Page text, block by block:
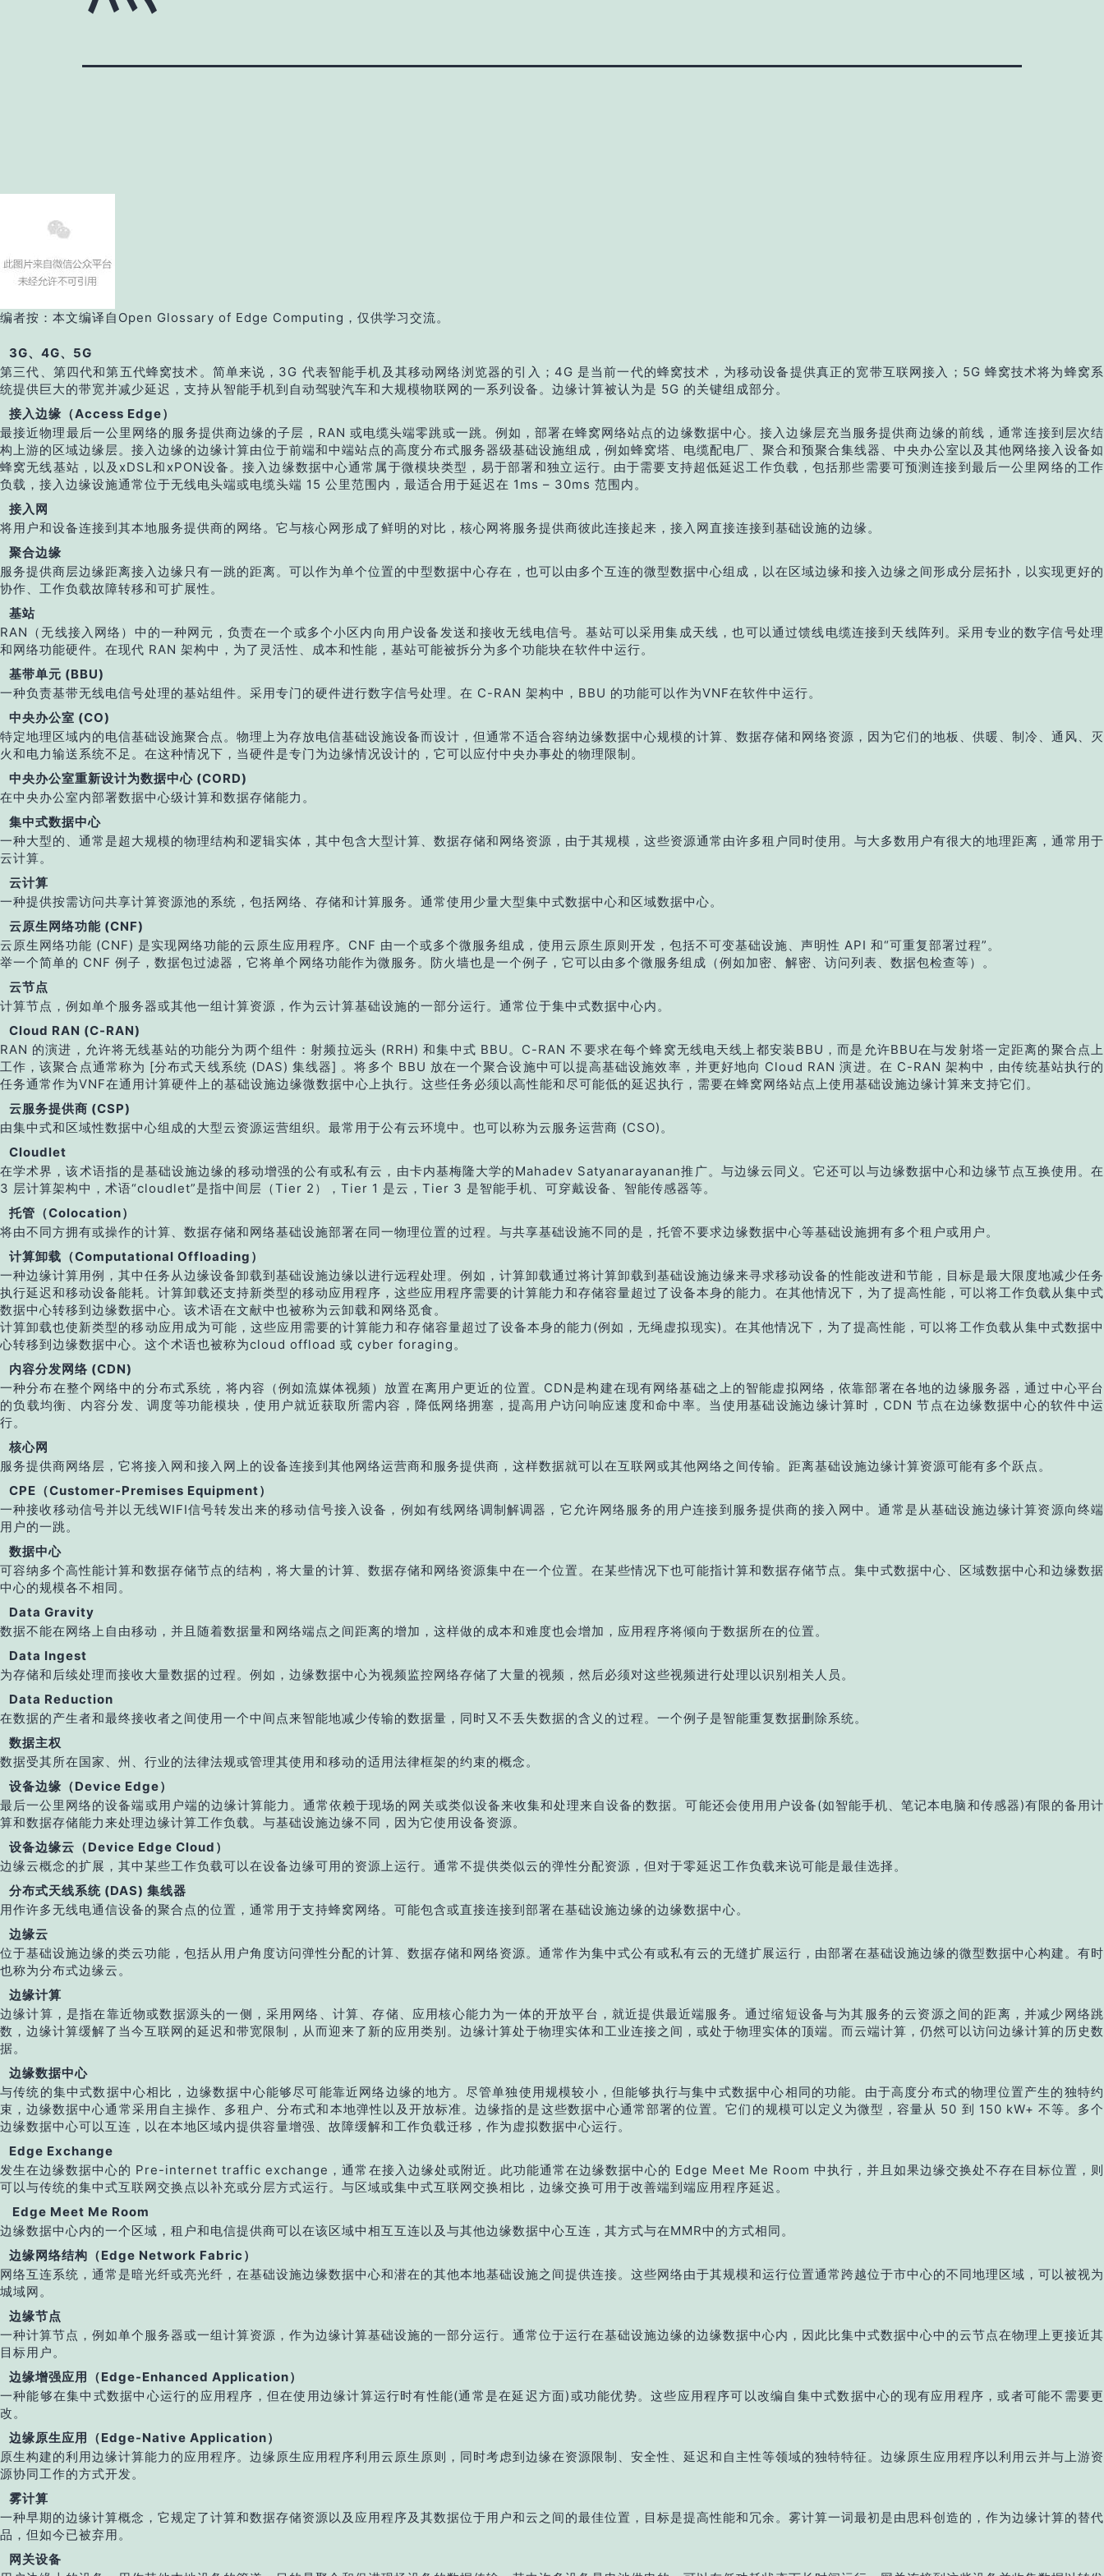
编者按： 本文编译自Open Glossary of Edge Computing，仅供学习交流。
3G、4G、5G
第三代、第四代和第五代蜂窝技术。简单来说，3G 代表智能手机及其移动网络浏览器的引入；4G 是当前一代的蜂窝技术，为移动设备提供真正的宽带互联网接入；5G 蜂窝技术将为蜂窝系
统提供巨大的带宽并减少延迟，支持从智能手机到自动驾驶汽车和大规模物联网的一系列设备。边缘计算被认为是 5G 的关键组成部分。
接入边缘（Access Edge）
最接近物理最后一公里网络的服务提供商边缘的子层，RAN 或电缆头端零跳或一跳。例如，部署在蜂窝网络站点的边缘数据中心。接入边缘层充当服务提供商边缘的前线，通常连接到层次结
构上游的区域边缘层。接入边缘的边缘计算由位于前端和中端站点的高度分布式服务器级基础设施组成，例如蜂窝塔、电缆配电厂、聚合和预聚合集线器、中央办公室以及其他网络接入设备如
蜂窝无线基站，以及xDSL和xPON设备。接入边缘数据中心通常属于微模块类型，易于部署和独立运行。由于需要支持超低延迟工作负载，包括那些需要可预测连接到最后一公里网络的工作
负载，接入边缘设施通常位于无线电头端或电缆头端 15 公里范围内，最适合用于延迟在 1ms – 30ms 范围内。
接入网
将用户和设备连接到其本地服务提供商的网络。它与核心网形成了鲜明的对比，核心网将服务提供商彼此连接起来，接入网直接连接到基础设施的边缘。
聚合边缘
服务提供商层边缘距离接入边缘只有一跳的距离。可以作为单个位置的中型数据中心存在，也可以由多个互连的微型数据中心组成，以在区域边缘和接入边缘之间形成分层拓扑，以实现更好的
协作、工作负载故障转移和可扩展性。
基站
RAN（无线接入网络）中的一种网元，负责在一个或多个小区内向用户设备发送和接收无线电信号。基站可以采用集成天线，也可以通过馈线电缆连接到天线阵列。采用专业的数字信号处理
和网络功能硬件。在现代 RAN 架构中，为了灵活性、成本和性能，基站可能被拆分为多个功能块在软件中运行。
基带单元 (BBU)
一种负责基带无线电信号处理的基站组件。采用专门的硬件进行数字信号处理。在 C-RAN 架构中，BBU 的功能可以作为VNF在软件中运行。
中央办公室 (CO)
特定地理区域内的电信基础设施聚合点。物理上为存放电信基础设施设备而设计，但通常不适合容纳边缘数据中心规模的计算、数据存储和网络资源，因为它们的地板、供暖、制冷、通风、灭
火和电力输送系统不足。在这种情况下，当硬件是专门为边缘情况设计的，它可以应付中央办事处的物理限制。
中央办公室重新设计为数据中心 (CORD)
在中央办公室内部署数据中心级计算和数据存储能力。
集中式数据中心
一种大型的、通常是超大规模的物理结构和逻辑实体，其中包含大型计算、数据存储和网络资源，由于其规模，这些资源通常由许多租户同时使用。与大多数用户有很大的地理距离，通常用于
云计算。
云计算
一种提供按需访问共享计算资源池的系统，包括网络、存储和计算服务。通常使用少量大型集中式数据中心和区域数据中心。
云原生网络功能 (CNF)
云原生网络功能 (CNF) 是实现网络功能的云原生应用程序。CNF 由一个或多个微服务组成，使用云原生原则开发，包括不可变基础设施、声明性 API 和“可重复部署过程”。
举一个简单的 CNF 例子，数据包过滤器，它将单个网络功能作为微服务。防火墙也是一个例子，它可以由多个微服务组成（例如加密、解密、访问列表、数据包检查等）。
云节点
计算节点，例如单个服务器或其他一组计算资源，作为云计算基础设施的一部分运行。通常位于集中式数据中心内。
Cloud RAN (C-RAN)
RAN 的演进，允许将无线基站的功能分为两个组件：射频拉远头 (RRH) 和集中式 BBU。C-RAN 不要求在每个蜂窝无线电天线上都安装BBU，而是允许BBU在与发射塔一定距离的聚合点上
工作，该聚合点通常称为 [分布式天线系统 (DAS) 集线器] 。将多个 BBU 放在一个聚合设施中可以提高基础设施效率，并更好地向 Cloud RAN 演进。在 C-RAN 架构中，由传统基站执行的
任务通常作为VNF在通用计算硬件上的基础设施边缘微数据中心上执行。这些任务必须以高性能和尽可能低的延迟执行，需要在蜂窝网络站点上使用基础设施边缘计算来支持它们。
云服务提供商 (CSP)
由集中式和区域性数据中心组成的大型云资源运营组织。最常用于公有云环境中。也可以称为云服务运营商 (CSO)。
Cloudlet
在学术界，该术语指的是基础设施边缘的移动增强的公有或私有云，由卡内基梅隆大学的Mahadev Satyanarayanan推广。与边缘云同义。它还可以与边缘数据中心和边缘节点互换使用。在
3 层计算架构中，术语“cloudlet”是指中间层（Tier 2），Tier 1 是云，Tier 3 是智能手机、可穿戴设备、智能传感器等。
托管（Colocation）
将由不同方拥有或操作的计算、数据存储和网络基础设施部署在同一物理位置的过程。与共享基础设施不同的是，托管不要求边缘数据中心等基础设施拥有多个租户或用户。
计算卸载（Computational Offloading）
一种边缘计算用例，其中任务从边缘设备卸载到基础设施边缘以进行远程处理。例如，计算卸载通过将计算卸载到基础设施边缘来寻求移动设备的性能改进和节能，目标是最大限度地减少任务
执行延迟和移动设备能耗。计算卸载还支持新类型的移动应用程序，这些应用程序需要的计算能力和存储容量超过了设备本身的能力。在其他情况下，为了提高性能，可以将工作负载从集中式
数据中心转移到边缘数据中心。该术语在文献中也被称为云卸载和网络觅食。
计算卸载也使新类型的移动应用成为可能，这些应用需要的计算能力和存储容量超过了设备本身的能力(例如，无绳虚拟现实)。在其他情况下，为了提高性能，可以将工作负载从集中式数据中
心转移到边缘数据中心。这个术语也被称为cloud offload 或 cyber foraging。
内容分发网络 (CDN)
一种分布在整个网络中的分布式系统，将内容（例如流媒体视频）放置在离用户更近的位置。CDN是构建在现有网络基础之上的智能虚拟网络，依靠部署在各地的边缘服务器，通过中心平台
的负载均衡、内容分发、调度等功能模块，使用户就近获取所需内容，降低网络拥塞，提高用户访问响应速度和命中率。当使用基础设施边缘计算时，CDN 节点在边缘数据中心的软件中运
行。
核心网
服务提供商网络层，它将接入网和接入网上的设备连接到其他网络运营商和服务提供商，这样数据就可以在互联网或其他网络之间传输。距离基础设施边缘计算资源可能有多个跃点。
CPE（Customer-Premises Equipment）
一种接收移动信号并以无线WIFI信号转发出来的移动信号接入设备，例如有线网络调制解调器，它允许网络服务的用户连接到服务提供商的接入网中。通常是从基础设施边缘计算资源向终端
用户的一跳。
数据中心
可容纳多个高性能计算和数据存储节点的结构，将大量的计算、数据存储和网络资源集中在一个位置。在某些情况下也可能指计算和数据存储节点。集中式数据中心、区域数据中心和边缘数据
中心的规模各不相同。
Data Gravity
数据不能在网络上自由移动，并且随着数据量和网络端点之间距离的增加，这样做的成本和难度也会增加，应用程序将倾向于数据所在的位置。
Data Ingest
为存储和后续处理而接收大量数据的过程。例如，边缘数据中心为视频监控网络存储了大量的视频，然后必须对这些视频进行处理以识别相关人员。
Data Reduction
在数据的产生者和最终接收者之间使用一个中间点来智能地减少传输的数据量，同时又不丢失数据的含义的过程。一个例子是智能重复数据删除系统。
数据主权
数据受其所在国家、州、行业的法律法规或管理其使用和移动的适用法律框架的约束的概念。
设备边缘（Device Edge）
最后一公里网络的设备端或用户端的边缘计算能力。通常依赖于现场的网关或类似设备来收集和处理来自设备的数据。可能还会使用用户设备(如智能手机、笔记本电脑和传感器)有限的备用计
算和数据存储能力来处理边缘计算工作负载。与基础设施边缘不同，因为它使用设备资源。
设备边缘云（Device Edge Cloud）
边缘云概念的扩展，其中某些工作负载可以在设备边缘可用的资源上运行。通常不提供类似云的弹性分配资源，但对于零延迟工作负载来说可能是最佳选择。
分布式天线系统 (DAS) 集线器
用作许多无线电通信设备的聚合点的位置，通常用于支持蜂窝网络。可能包含或直接连接到部署在基础设施边缘的边缘数据中心。
边缘云
位于基础设施边缘的类云功能，包括从用户角度访问弹性分配的计算、数据存储和网络资源。通常作为集中式公有或私有云的无缝扩展运行，由部署在基础设施边缘的微型数据中心构建。有时
也称为分布式边缘云。
边缘计算
边缘计算，是指在靠近物或数据源头的一侧，采用网络、计算、存储、应用核心能力为一体的开放平台，就近提供最近端服务。通过缩短设备与为其服务的云资源之间的距离，并减少网络跳
数，边缘计算缓解了当今互联网的延迟和带宽限制，从而迎来了新的应用类别。边缘计算处于物理实体和工业连接之间，或处于物理实体的顶端。而云端计算，仍然可以访问边缘计算的历史数
据。
边缘数据中心
与传统的集中式数据中心相比，边缘数据中心能够尽可能靠近网络边缘的地方。尽管单独使用规模较小，但能够执行与集中式数据中心相同的功能。由于高度分布式的物理位置产生的独特约
束，边缘数据中心通常采用自主操作、多租户、分布式和本地弹性以及开放标准。边缘指的是这些数据中心通常部署的位置。它们的规模可以定义为微型，容量从 50 到 150 kW+ 不等。多个
边缘数据中心可以互连，以在本地区域内提供容量增强、故障缓解和工作负载迁移，作为虚拟数据中心运行。
Edge Exchange
发生在边缘数据中心的 Pre-internet traffic exchange，通常在接入边缘处或附近。此功能通常在边缘数据中心的 Edge Meet Me Room 中执行，并且如果边缘交换处不存在目标位置，则
可以与传统的集中式互联网交换点以补充或分层方式运行。与区域或集中式互联网交换相比，边缘交换可用于改善端到端应用程序延迟。
Edge Meet Me Room
边缘数据中心内的一个区域，租户和电信提供商可以在该区域中相互互连以及与其他边缘数据中心互连，其方式与在MMR中的方式相同。
边缘网络结构（Edge Network Fabric）
网络互连系统，通常是暗光纤或亮光纤，在基础设施边缘数据中心和潜在的其他本地基础设施之间提供连接。这些网络由于其规模和运行位置通常跨越位于市中心的不同地理区域，可以被视为
城域网。
边缘节点
一种计算节点，例如单个服务器或一组计算资源，作为边缘计算基础设施的一部分运行。通常位于运行在基础设施边缘的边缘数据中心内，因此比集中式数据中心中的云节点在物理上更接近其
目标用户。
边缘增强应用（Edge-Enhanced Application）
一种能够在集中式数据中心运行的应用程序，但在使用边缘计算运行时有性能(通常是在延迟方面)或功能优势。这些应用程序可以改编自集中式数据中心的现有应用程序，或者可能不需要更
改。
边缘原生应用（Edge-Native Application）
原生构建的利用边缘计算能力的应用程序。边缘原生应用程序利用云原生原则，同时考虑到边缘在资源限制、安全性、延迟和自主性等领域的独特特征。边缘原生应用程序以利用云并与上游资
源协同工作的方式开发。
雾计算
一种早期的边缘计算概念，它规定了计算和数据存储资源以及应用程序及其数据位于用户和云之间的最佳位置，目标是提高性能和冗余。雾计算一词最初是由思科创造的，作为边缘计算的替代
品，但如今已被弃用。
网关设备